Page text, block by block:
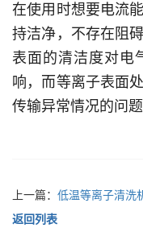
在使用时想要电流
持洁净，不存在阻
表面的清洁度对电
响，而等离子表面
传输异常情况的问题
上一篇： 低温等离子清洗
返回列表